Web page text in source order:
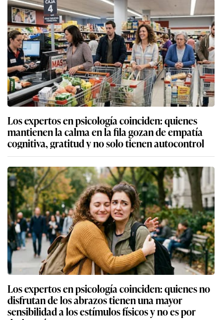
Los expertos en psicología coinciden: quienes
mantienen la calma en la fila gozan de empatía
cognitiva, gratitud y no solo tienen autocontrol
Los expertos en psicología coinciden: quienes no
disfrutan de los abrazos tienen una mayor
sensibilidad a los estímulos físicos y no es por